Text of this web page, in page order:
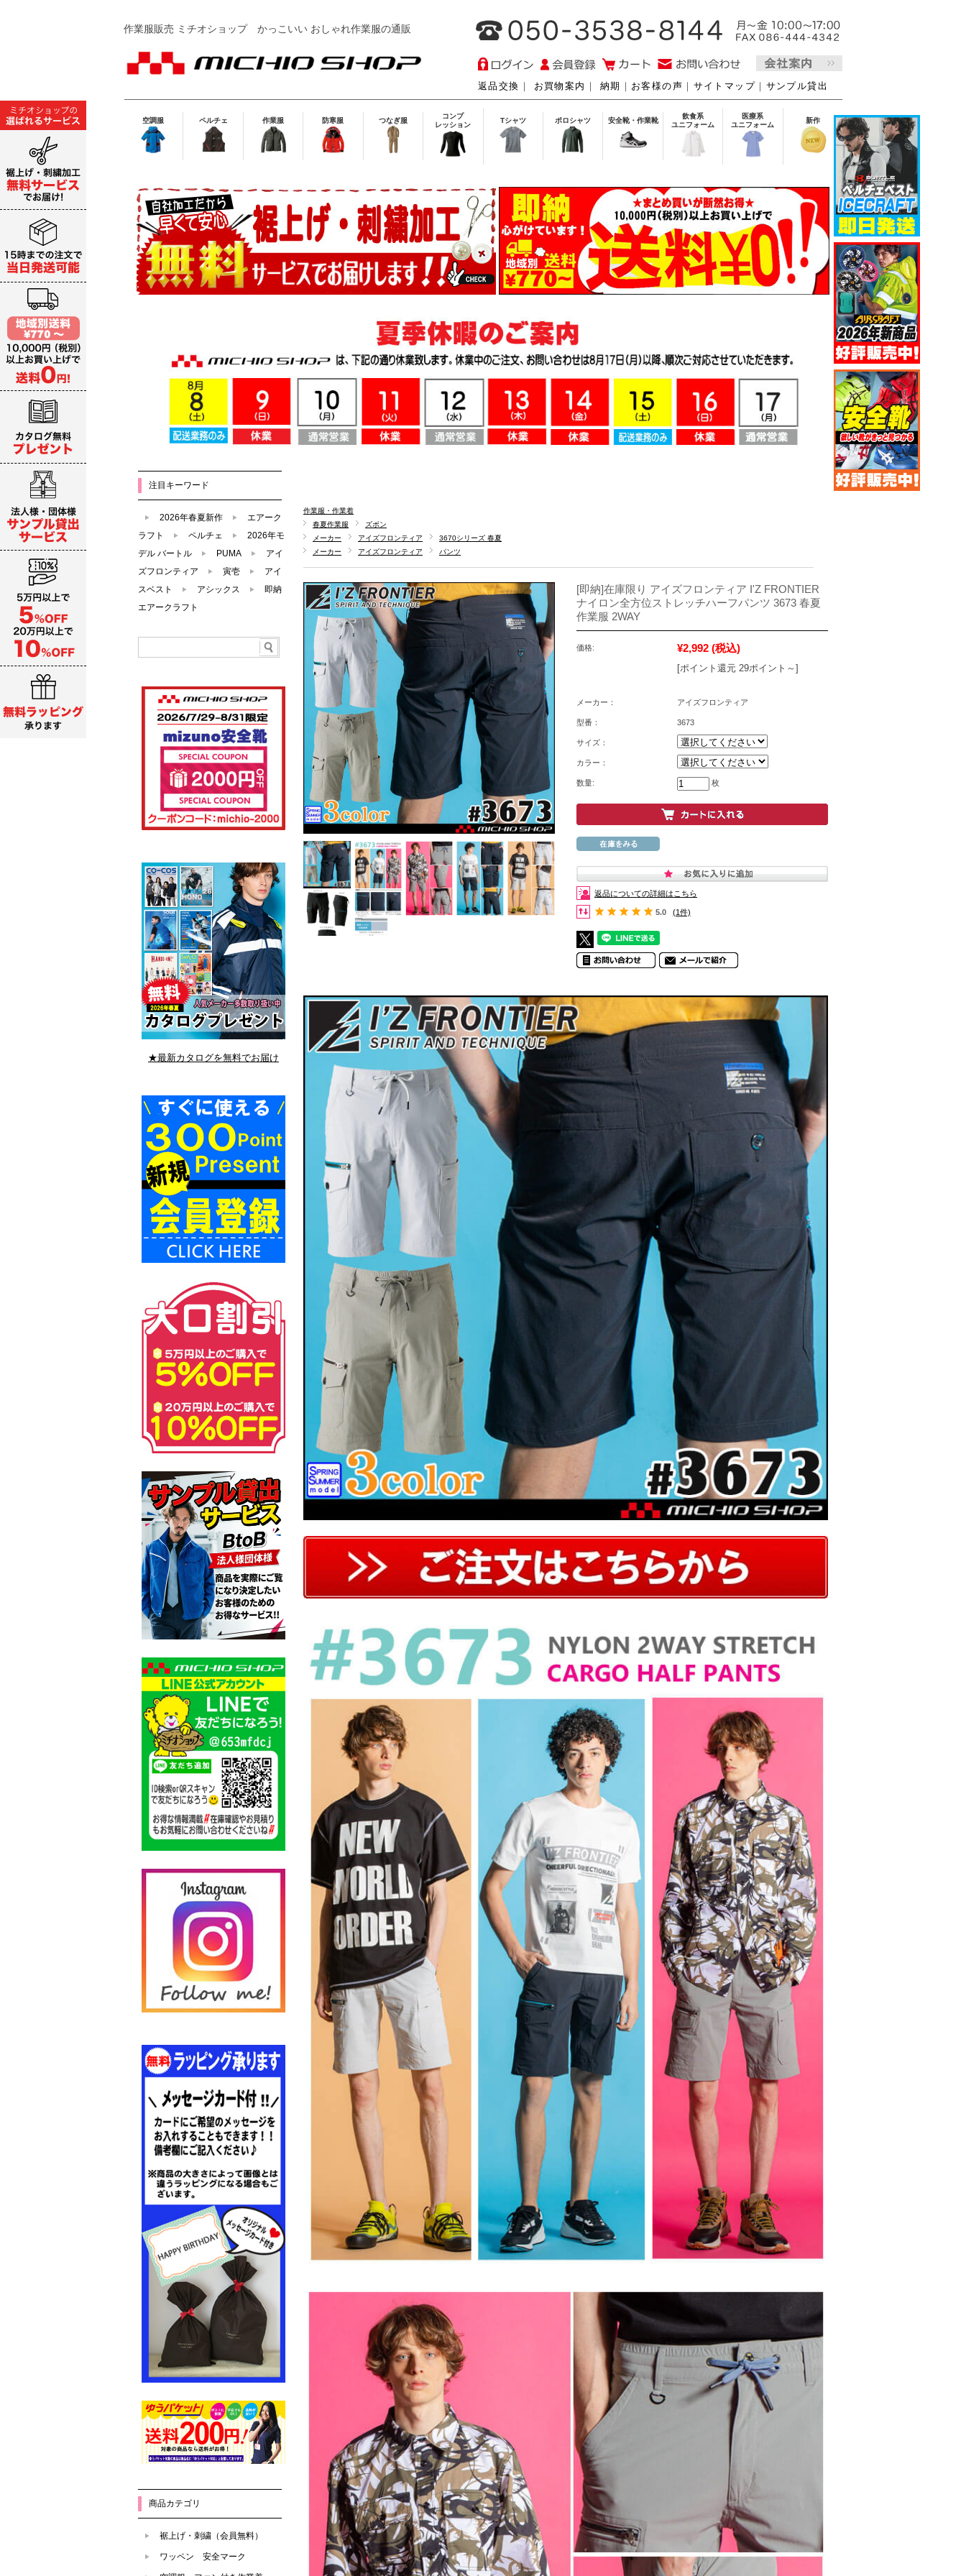
作業服販売 ミチオショップかっこいい おしゃれ作業服の通販
返品交換 ｜ お買物案内 ｜ 納期 ｜ お客様の声 ｜ サイトマップ ｜ サンプル貸出
空調服 ペルチェ 作業服 防寒服 つなぎ服
コンプ
レッション
Tシャツ ポロシャツ 安全靴・作業靴
飲食系
ユニフォーム
医療系
ユニフォーム
新作
作業服・作業着
春夏作業服
ズボン
メーカー
アイズフロンティア
3670シリーズ 春夏
メーカー
アイズフロンティア パンツ
[即納]在庫限り アイズフロンティア I'Z FRONTIER
ナイロン全方位ストレッチハーフパンツ 3673 春夏
作業服 2WAY
価格: ¥2,992 (税込)
[ポイント還元 29ポイント～]
メーカー： アイズフロンティア
型番： 3673
サイズ：
カラー：
数量: 枚
返品についての詳細はこちら
5.0 (1件)
注目キーワード
2026年春夏新作
エアーク
ラフト
ペルチェ
2026年モ
デル バートル
PUMA
アイ
ズフロンティア
寅壱
アイ
スベスト
アシックス
即納
エアークラフト
★最新カタログを無料でお届け
商品カテゴリ
裾上げ・刺繍（会員無料）
ワッペン 安全マーク